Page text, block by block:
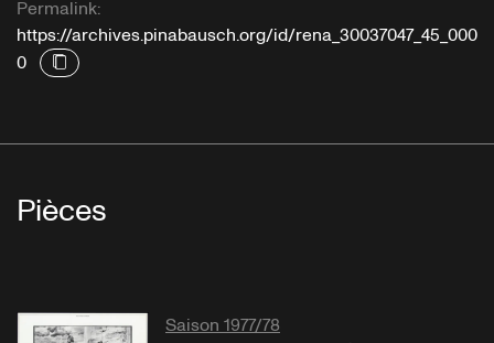
Permalink:
https://archives.pinabausch.org/id/rena_30037047_45_000
0
Pièces
Saison 1977/78